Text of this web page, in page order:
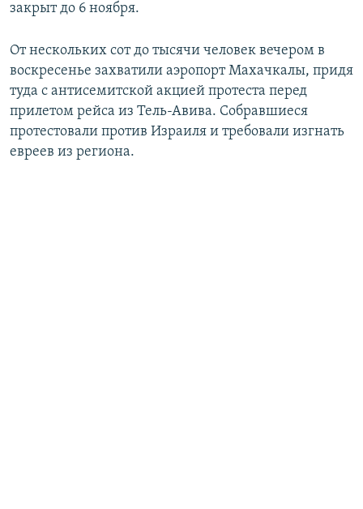
закрыт до 6 ноября.
От нескольких сот до тысячи человек вечером в
воскресенье захватили аэропорт Махачкалы, придя
туда с антисемитской акцией протеста перед
прилетом рейса из Тель-Авива. Собравшиеся
протестовали против Израиля и требовали изгнать
евреев из региона.